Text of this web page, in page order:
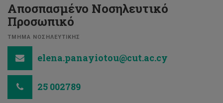
Αποσπασμένο Νοσηλευτικό
Προσωπικό
ΤΜΗΜΑ ΝΟΣΗΛΕΥΤΙΚΗΣ
elena.panayiotou@cut.ac.cy
25 002789